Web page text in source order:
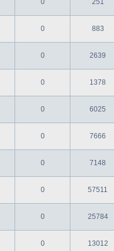
0 883
0 2639
0 1378
0 6025
0 7666
0 7148
0 57511
0 25784
0 13012